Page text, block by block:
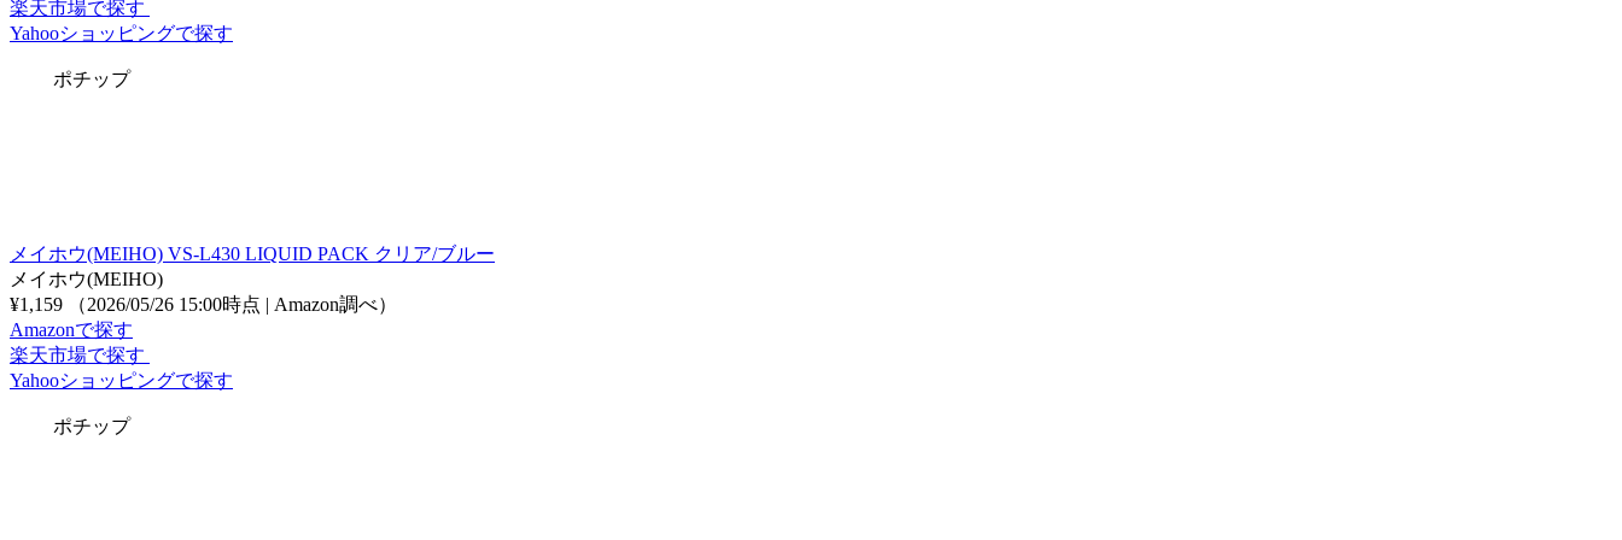
楽天市場で探す
Yahooショッピングで探す
ポチップ
メイホウ(MEIHO) VS-L430 LIQUID PACK クリア/ブルー
メイホウ(MEIHO)
¥1,159
（2026/05/26 15:00時点 | Amazon調べ）
Amazonで探す
楽天市場で探す
Yahooショッピングで探す
ポチップ